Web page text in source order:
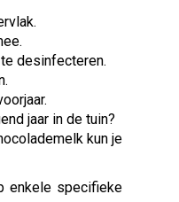
desinfecteren.
jaar in de tuin?
kun je
enkele specifieke